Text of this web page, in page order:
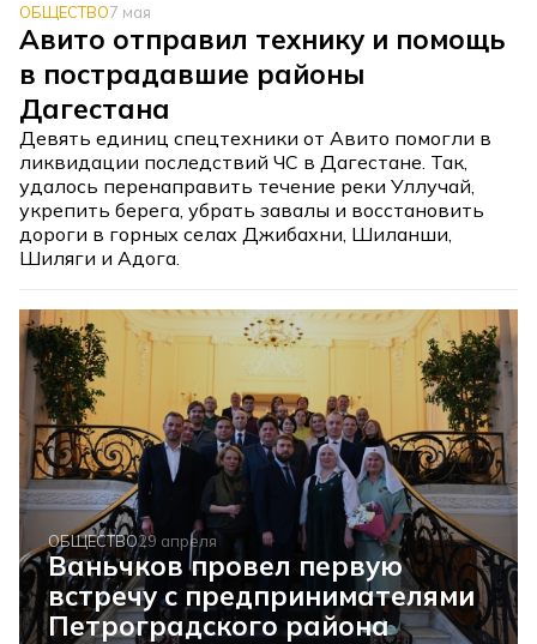
ОБЩЕСТВО7 мая
Авито отправил технику и помощь
в пострадавшие районы
Дагестана
Девять единиц спецтехники от Авито помогли в
ликвидации последствий ЧС в Дагестане. Так,
удалось перенаправить течение реки Уллучай,
укрепить берега, убрать завалы и восстановить
дороги в горных селах Джибахни, Шиланши,
Шиляги и Адога.
ОБЩЕСТВО29 апреля
Ваньчков провел первую
встречу с предпринимателями
Петроградского района